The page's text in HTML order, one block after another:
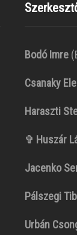
Bodó Imre
Csanaky
Haraszti
✞ Huszár
Jacenko
Pálszegi
Urbán